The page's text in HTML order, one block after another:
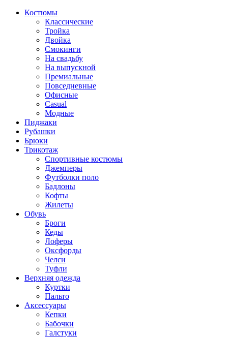
Костюмы
Классические
Тройка
Двойка
Смокинги
На свадьбу
На выпускной
Премиальные
Повседневные
Офисные
Casual
Модные
Пиджаки
Рубашки
Брюки
Трикотаж
Спортивные костюмы
Джемперы
Футболки поло
Бадлоны
Кофты
Жилеты
Обувь
Броги
Кеды
Лоферы
Оксфорды
Челси
Туфли
Верхняя одежда
Куртки
Пальто
Аксессуары
Кепки
Бабочки
Галстуки